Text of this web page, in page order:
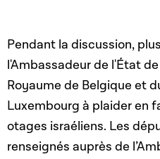
Pendant la discussion,
l'Ambassadeur de l'État
Royaume de Belgique et
Luxembourg à plaider en
otages israéliens. Les
renseignés auprès de